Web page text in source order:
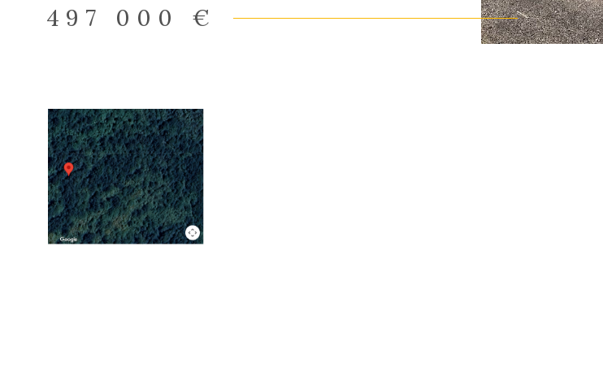
familiale, maison secondaire ou activité d’accueil. À l’extérieur,
vous profiterez d’une piscine couverte et chauffée, idéale en
toute indépendance. Un bien aux multiples atouts, prêt à
accueillir vos projets de vie. Nous pouvons vous accompagner
en cas de montage financier ou de travaux eventuels
Investisseurs nous pouvons également vous trouver
rapidement vos locataires et assurer la gestion locative,
497 000 €